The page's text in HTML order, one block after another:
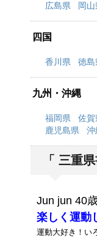
広島県 岡
四国
香川県 徳島
九州・沖縄
福岡県 佐賀
鹿児島県
沖
「 三重
Jun jun 40
楽しく運動